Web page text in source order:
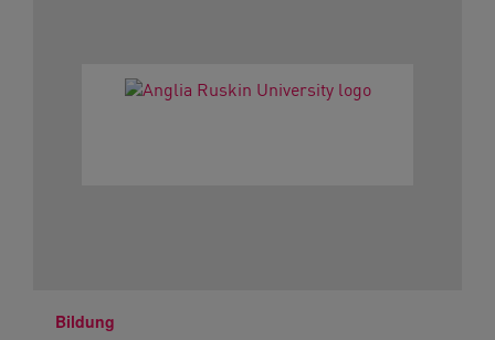
Bildung